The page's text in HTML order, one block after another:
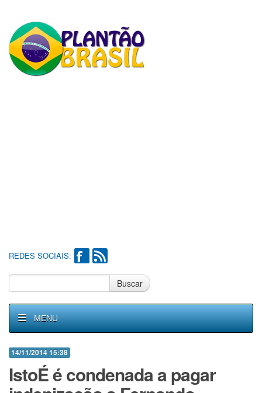
REDES SOCIAIS:
Buscar
MENU
14/11/2014 15:38
IstoÉ é condenada a pagar